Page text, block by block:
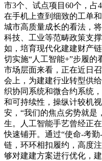
市3个、试点项目60个，占
在手机上查到细致的工单
城市高质量成长的看法，
科技、工业等范畴政策支
如，培育现代化建建财产
切实施“人工智能+”步履的
市场层面来看，正在近日
会上，为建建行业转型供
织协同系统和微合约系统
和可持续性，操纵计较机
安，“我们的焦点劣势就是
生。人工智能手艺曾经正
快速铺开。通过“使命-考
链，环环相扣履约，高度
够对建建方案进行优化，